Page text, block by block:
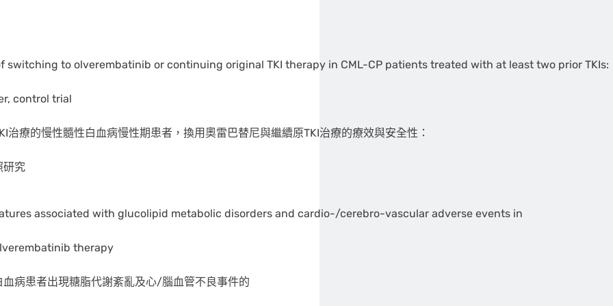
switching to olverembatinib or continuing original TKI therapy in CML-CP patients treated with at least two prior TKIs:
control trial
治療的慢性髓性白血病慢性期患者，換用奧雷巴替尼與繼續原TKI治療的療效與安全性：
研究
associated with glucolipid metabolic disorders and cardio-/cerebro-vascular adverse events in
therapy
病患者出現糖脂代謝紊亂及心/腦血管不良事件的